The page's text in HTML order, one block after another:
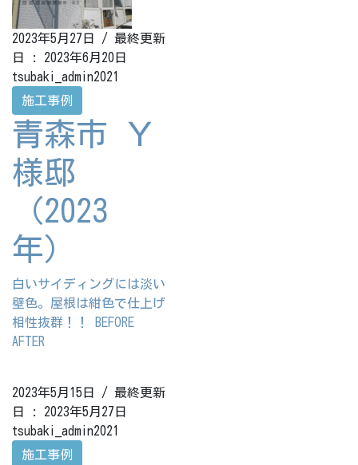
2023年5月27日
/ 最終更新
日 : 2023年6月20日
tsubaki_admin2021
施工事例
青森市 Ｙ
様邸
（2023
年）
白いサイディングには淡い
壁色。屋根は紺色で仕上げ
相性抜群！！ BEFORE
AFTER
2023年5月15日
/ 最終更新
日 : 2023年5月27日
tsubaki_admin2021
施工事例